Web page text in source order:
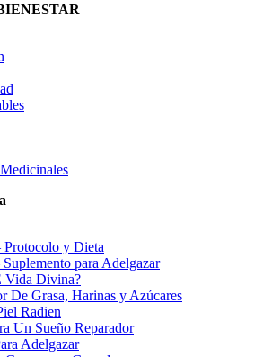
Protocolo y Dieta
para Adelgazar
Vida Divina?
De Grasa, Harinas y Azúcares
Radien
Un Sueño Reparador
Adelgazar